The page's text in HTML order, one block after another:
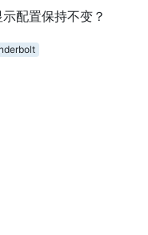
配置保持不变？